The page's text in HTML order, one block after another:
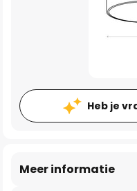
Heb je
Meer informatie